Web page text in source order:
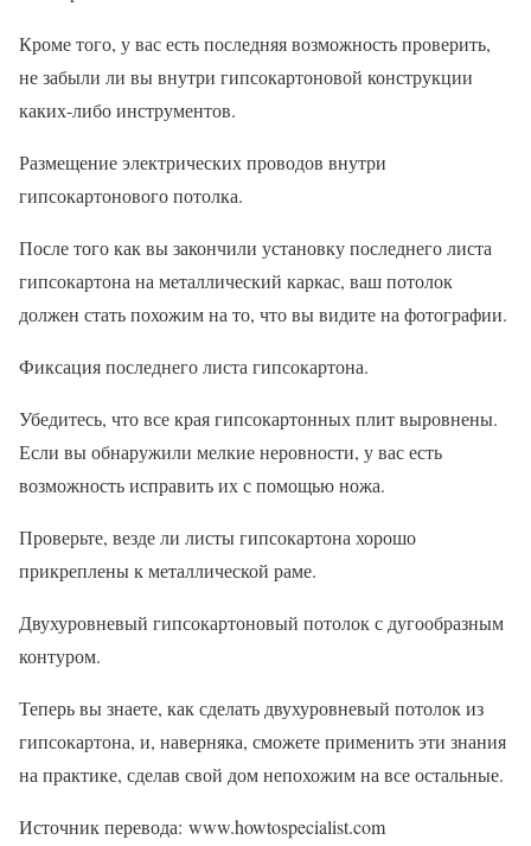
Кроме того, у вас есть последняя возможность проверить,
не забыли ли вы внутри гипсокартоновой конструкции
каких-либо инструментов.
Размещение электрических проводов внутри
гипсокартонового потолка.
После того как вы закончили установку последнего листа
гипсокартона на металлический каркас, ваш потолок
должен стать похожим на то, что вы видите на фотографии.
Фиксация последнего листа гипсокартона.
Убедитесь, что все края гипсокартонных плит выровнены.
Если вы обнаружили мелкие неровности, у вас есть
возможность исправить их с помощью ножа.
Проверьте, везде ли листы гипсокартона хорошо
прикреплены к металлической раме.
Двухуровневый гипсокартоновый потолок с дугообразным
контуром.
Теперь вы знаете, как сделать двухуровневый потолок из
гипсокартона, и, наверняка, сможете применить эти знания
на практике, сделав свой дом непохожим на все остальные.
Источник перевода: www.howtospecialist.com